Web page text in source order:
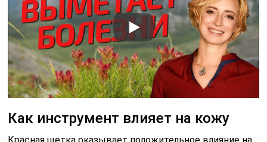
Как инструмент влияет на кожу